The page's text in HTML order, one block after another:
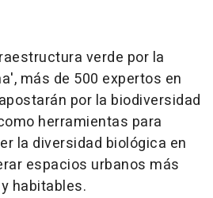
verde por la
más de 500 expertos en
por la biodiversidad
herramientas para
la diversidad biológica en
espacios urbanos más
habitables.